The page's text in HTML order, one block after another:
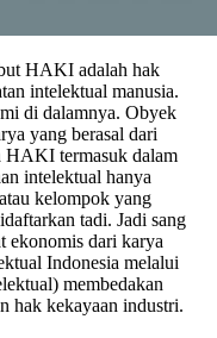
HAKI adalah hak
intelektual manusia.
di dalamnya. Obyek
yang berasal dari
HAKI termasuk dalam
intelektual hanya
kelompok yang
tadi. Jadi sang
ekonomis dari karya
Indonesia melalui
membedakan
hak kekayaan industri.